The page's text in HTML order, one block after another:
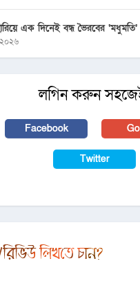
এক দিনেই বন্ধ ভৈরবের
লগিন করুন
Facebook
Twitter